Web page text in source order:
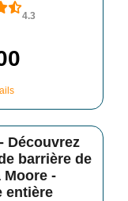
4.3
Découvrez
barrière de
Moore -
entière